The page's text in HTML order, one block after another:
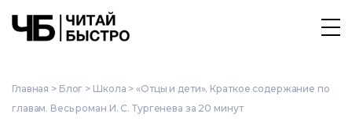
Главная > Блог > Школа >«Отцы и дети». Краткое содержание по
главам. Весь роман И. С. Тургенева за 20 минут